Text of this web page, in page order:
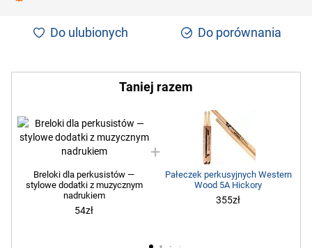
Do ulubionych Do porównania
Taniej razem
Breloki dla perkusistów —
stylowe dodatki z muzycznym
nadrukiem
54zł
Pałeczek perkusyjnych Western
Wood 5A Hickory
355zł